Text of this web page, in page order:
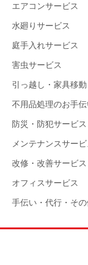
エアコンサービス
水廻りサービス
庭手入れサービス
害虫サービス
引っ越し・家具移動
不用品処理のお手伝
防災・防犯サービス
メンテナンスサービ
改修・改善サービス
オフィスサービス
手伝い・代行・そ